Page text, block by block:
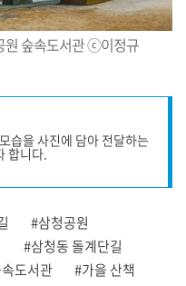
원 숲속도서관 ⓒ이정규
습을 사진에 담아 전달하는
합니다.
#삼청공원
#삼청동 돌계단길
도서관 #가을 산책